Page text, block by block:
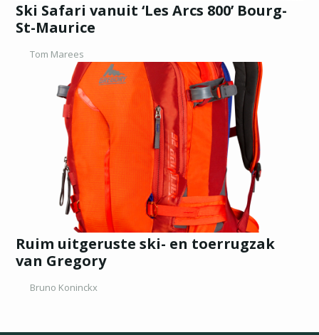
Ski Safari vanuit ‘Les Arcs 800’ Bourg-
St-Maurice
Tom Marees
Ruim uitgeruste ski- en toerrugzak
van Gregory
Bruno Koninckx